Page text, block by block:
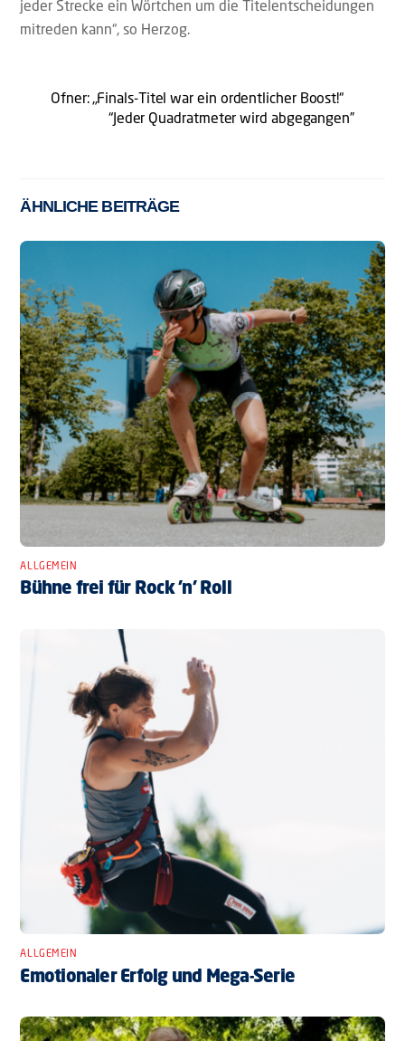
jeder Strecke ein Wörtchen um die Titelentscheidungen
mitreden kann“, so Herzog.
Ofner: „Finals-Titel war ein ordentlicher Boost!“
“Jeder Quadratmeter wird abgegangen”
ÄHNLICHE BEITRÄGE
ALLGEMEIN
Bühne frei für Rock ’n’ Roll
ALLGEMEIN
Emotionaler Erfolg und Mega-Serie